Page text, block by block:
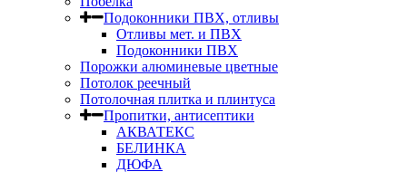
Подоконники ПВХ, отливы
Отливы мет. и ПВХ
Подоконники ПВХ
Порожки алюминевые цветные
Потолок реечный
Потолочная плитка и плинтуса
Пропитки, антисептики
АКВАТЕКС
БЕЛИНКА
ДЮФА